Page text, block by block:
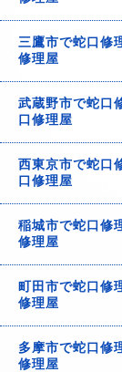
三鷹市で蛇口修
修理屋
武蔵野市で蛇口
口修理屋
西東京市で蛇口
口修理屋
稲城市で蛇口修
修理屋
町田市で蛇口修
修理屋
多摩市で蛇口修
修理屋